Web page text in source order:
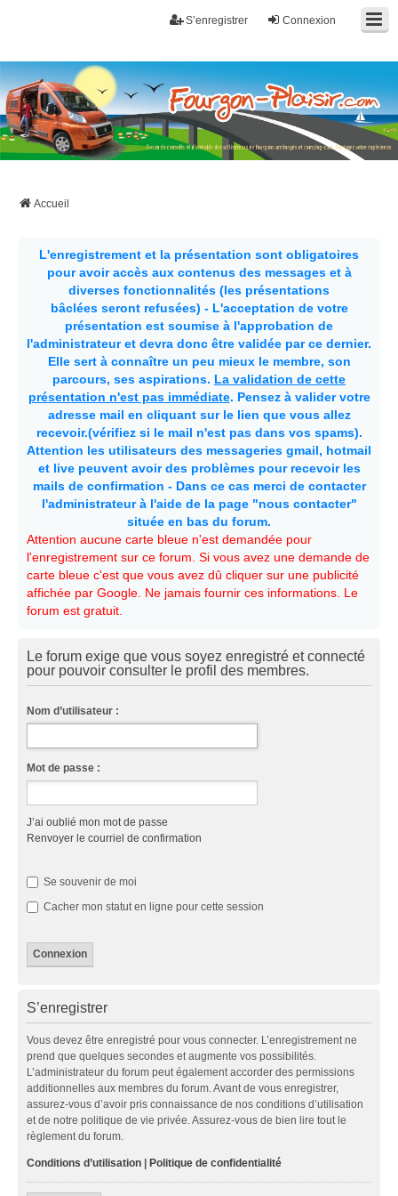
Connexion
S’enregistrer
Fourgon-plaisir.com
Forum de conseils et d'entraide des utilisateurs de fourgons, fourgons
aménagés, vans et de camping-car. Partagez votre expérience.
Accueil
L'enregistrement et la présentation sont obligatoires
pour avoir accès aux contenus des messages et à
diverses fonctionnalités (les présentations
bâclées seront refusées) - L'acceptation de votre
présentation est soumise à l'approbation de
l'administrateur et devra donc être validée par ce dernier.
Elle sert à connaître un peu mieux le membre, son
parcours, ses aspirations. La validation de cette
présentation n'est pas immédiate. Pensez à valider votre
adresse mail en cliquant sur le lien que vous allez
recevoir.(vérifiez si le mail n'est pas dans vos spams).
Attention les utilisateurs des messageries gmail, hotmail
et live peuvent avoir des problèmes pour recevoir les
mails de confirmation - Dans ce cas merci de contacter
l'administrateur à l'aide de la page "nous contacter"
située en bas du forum.
Attention aucune carte bleue n'est demandée pour
l'enregistrement sur ce forum. Si vous avez une demande de
carte bleue c'est que vous avez dû cliquer sur une publicité
affichée par Google. Ne jamais fournir ces informations. Le
forum est gratuit.
Le forum exige que vous soyez enregistré et connecté
pour pouvoir consulter le profil des membres.
Nom d’utilisateur :
Mot de passe :
J’ai oublié mon mot de passe
Renvoyer le courriel de confirmation
Se souvenir de moi
Cacher mon statut en ligne pour cette session
S’enregistrer
Vous devez être enregistré pour vous connecter. L’enregistrement ne
prend que quelques secondes et augmente vos possibilités.
L’administrateur du forum peut également accorder des permissions
additionnelles aux membres du forum. Avant de vous enregistrer,
assurez-vous d’avoir pris connaissance de nos conditions d’utilisation
et de notre politique de vie privée. Assurez-vous de bien lire tout le
règlement du forum.
Conditions d’utilisation Politique de confidentialité